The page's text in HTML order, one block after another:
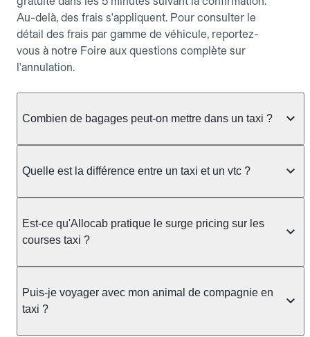
Au-delà, des frais s'appliquent. Pour consulter le
détail des frais par gamme de véhicule, reportez-
vous à notre Foire aux questions complète sur
l'annulation.
Combien de bagages peut-on mettre dans un taxi ?
taxi berline accueille en général jusqu'à 3 bagages
ou nombreux, précisez-le dans le champ "Message
au chauffeur" lors de la réservation. Le prix n'est
pas impacté par le nombre de bagages.
Quelle est la différence entre un taxi et un vtc ?
prendre en charge directement dans la rue, à une
station ou sur réservation, avec un tarif au
réservation et propose un prix fixe annoncé à
l'avance. Chez Allocab, réservez facilement votre
taxi.
Est-ce qu'Allocab pratique le surge pricing sur les
courses taxi ?
réglementation préfectorale et suit un barème
officiel : il protège des hausses liées à la demande.
Puis-je voyager avec mon animal de compagnie en
taxi ?